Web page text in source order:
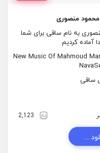
محمود منصوری
به نام ساقی برای شما
آماده کردیم
New Music Of Mahmoud
2,123
...